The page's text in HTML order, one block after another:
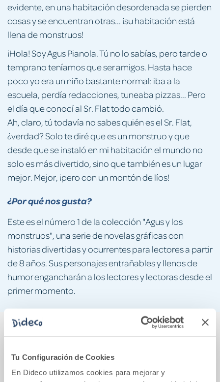
Tu Configuración de Cookies
En Dideco utilizamos cookies para mejorar y
evidente, en una habitación desordenada se pierden
cosas y se encuentran otras... ¡su habitación está
llena de monstruos!
¡Hola! Soy Agus Pianola. Tú no lo sabías, pero tarde o
temprano teníamos que ser amigos. Hasta hace
poco yo era un niño bastante normal: iba a la
escuela, perdía redacciones, tuneaba pizzas... Pero
el día que conocí al Sr. Flat todo cambió.
Ah, claro, tú todavía no sabes quién es el Sr. Flat,
¿verdad? Solo te diré que es un monstruo y que
desde que se instaló en mi habitación el mundo no
solo es más divertido, sino que también es un lugar
mejor. Mejor, ¡pero con un montón de líos!
¿Por qué nos gusta?
Este es el número 1 de la colección "Agus y los
monstruos", una serie de novelas gráficas con
historias divertidas y ocurrentes para lectores a partir
de 8 años. Sus personajes entrañables y llenos de
humor engancharán a los lectores y lectoras desde el
primer momento.
También podría gustarte...